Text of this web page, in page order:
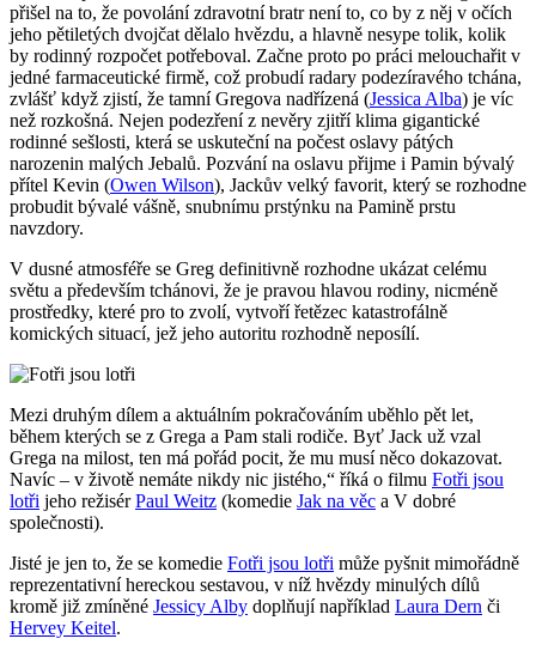
přišel na to, že povolání zdravotní bratr není to, co by z něj v očích
jeho pětiletých dvojčat dělalo hvězdu, a hlavně nesype tolik, kolik
by rodinný rozpočet potřeboval. Začne proto po práci melouchařit v
jedné farmaceutické firmě, což probudí radary podezíravého tchána,
zvlášť když zjistí, že tamní Gregova nadřízená (Jessica Alba) je víc
než rozkošná. Nejen podezření z nevěry zjitří klima gigantické
rodinné sešlosti, která se uskuteční na počest oslavy pátých
narozenin malých Jebalů. Pozvání na oslavu přijme i Pamin bývalý
přítel Kevin (Owen Wilson), Jackův velký favorit, který se rozhodne
probudit bývalé vášně, snubnímu prstýnku na Pamině prstu
navzdory.
V dusné atmosféře se Greg definitivně rozhodne ukázat celému
světu a především tchánovi, že je pravou hlavou rodiny, nicméně
prostředky, které pro to zvolí, vytvoří řetězec katastrofálně
komických situací, jež jeho autoritu rozhodně neposílí.
Mezi druhým dílem a aktuálním pokračováním uběhlo pět let,
během kterých se z Grega a Pam stali rodiče. Byť Jack už vzal
Grega na milost, ten má pořád pocit, že mu musí něco dokazovat.
Navíc – v životě nemáte nikdy nic jistého,“ říká o filmu Fotři jsou
lotři jeho režisérPaul Weitz (komedie Jak na věc a V dobré
společnosti).
Jisté je jen to, že se komedie Fotři jsou lotři může pyšnit mimořádně
reprezentativní hereckou sestavou, v níž hvězdy minulých dílů
kromě již zmíněné Jessicy Alby doplňují například Laura Dern či
Hervey Keitel.